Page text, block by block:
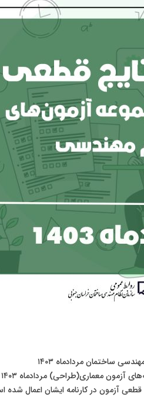
ساختمان مردادماه ۱۴۰۳
آزمون‌ در کارنامه ایشان اعمال